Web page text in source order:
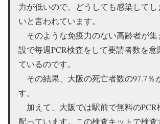
力が低いので、どうしても感染して
いと言われています。
そのような免疫力のない高齢者が集
設で毎週PCR検査をして要請者数を意
ているのです。
その結果、大阪の死亡者数の97.7％
す。
加えて、大阪では駅前で無料のPCR
配っています。この検査キットで検査